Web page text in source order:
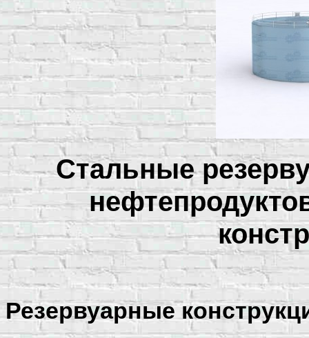
Стальные
Резервуарные